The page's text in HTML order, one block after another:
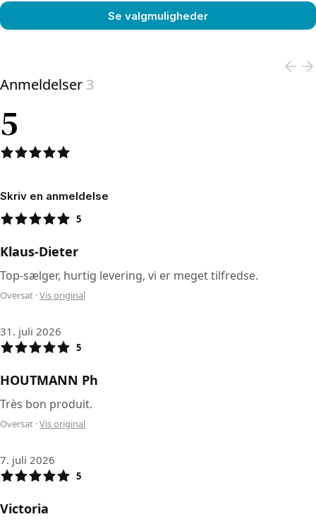
Se valgmuligheder
Anmeldelser 3
5
Skriv en anmeldelse
5
Klaus-Dieter
Top-sælger, hurtig levering, vi er meget tilfredse.
Oversat ·Vis original
31. juli 2026
5
HOUTMANN Ph
Très bon produit.
Oversat ·Vis original
7. juli 2026
5
Victoria